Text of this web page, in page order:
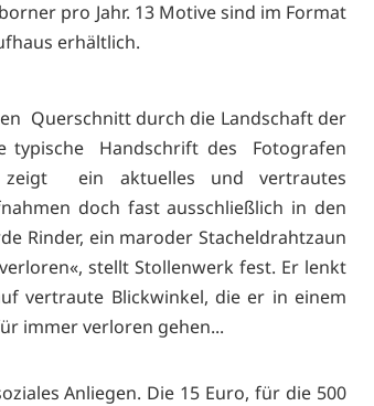
pro Jahr. 13 Motive sind im Format
erhältlich.
Querschnitt durch die Landschaft der
typische Handschrift des Fotografen
zeigt ein aktuelles und vertrautes
doch fast ausschließlich in den
Rinder, ein maroder Stacheldrahtzaun
stellt Stollenwerk fest. Er lenkt
vertraute Blickwinkel, die er in einem
immer verloren gehen...
Anliegen. Die 15 Euro, für die 500